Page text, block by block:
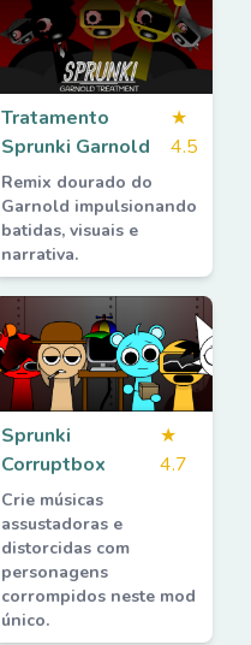
Tratamento
Sprunki Garnold
★
4.5
Remix dourado do
Garnold impulsionando
batidas, visuais e
narrativa.
Sprunki
Corruptbox
★
4.7
Crie músicas
assustadoras e
distorcidas com
personagens
corrompidos neste mod
único.